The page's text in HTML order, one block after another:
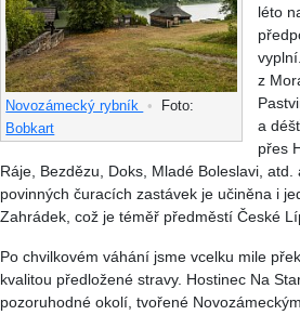
Novozámecký rybník •
Foto:
Bobkart
léto
z
a
přes
Ráje, Bezdězu, Doks, Mladé Boleslavi,
povinných čuracích zastávek je učiněna i
Zahrádek, což je téměř předměstí České
Po chvilkovém váhání jsme vcelku mile
kvalitou předložené stravy. Hostinec Na
pozoruhodné okolí, tvořené